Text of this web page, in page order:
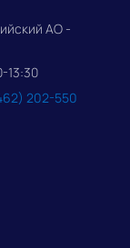
АО -
13:30
202-550